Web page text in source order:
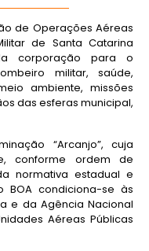
de Operações Aéreas
de Santa Catarina
corporação para o
militar, saúde,
ambiente, missões
das esferas municipal,
“Arcanjo”, cuja
conforme ordem de
normativa estadual e
BOA condiciona-se às
e da Agência Nacional
Aéreas Públicas